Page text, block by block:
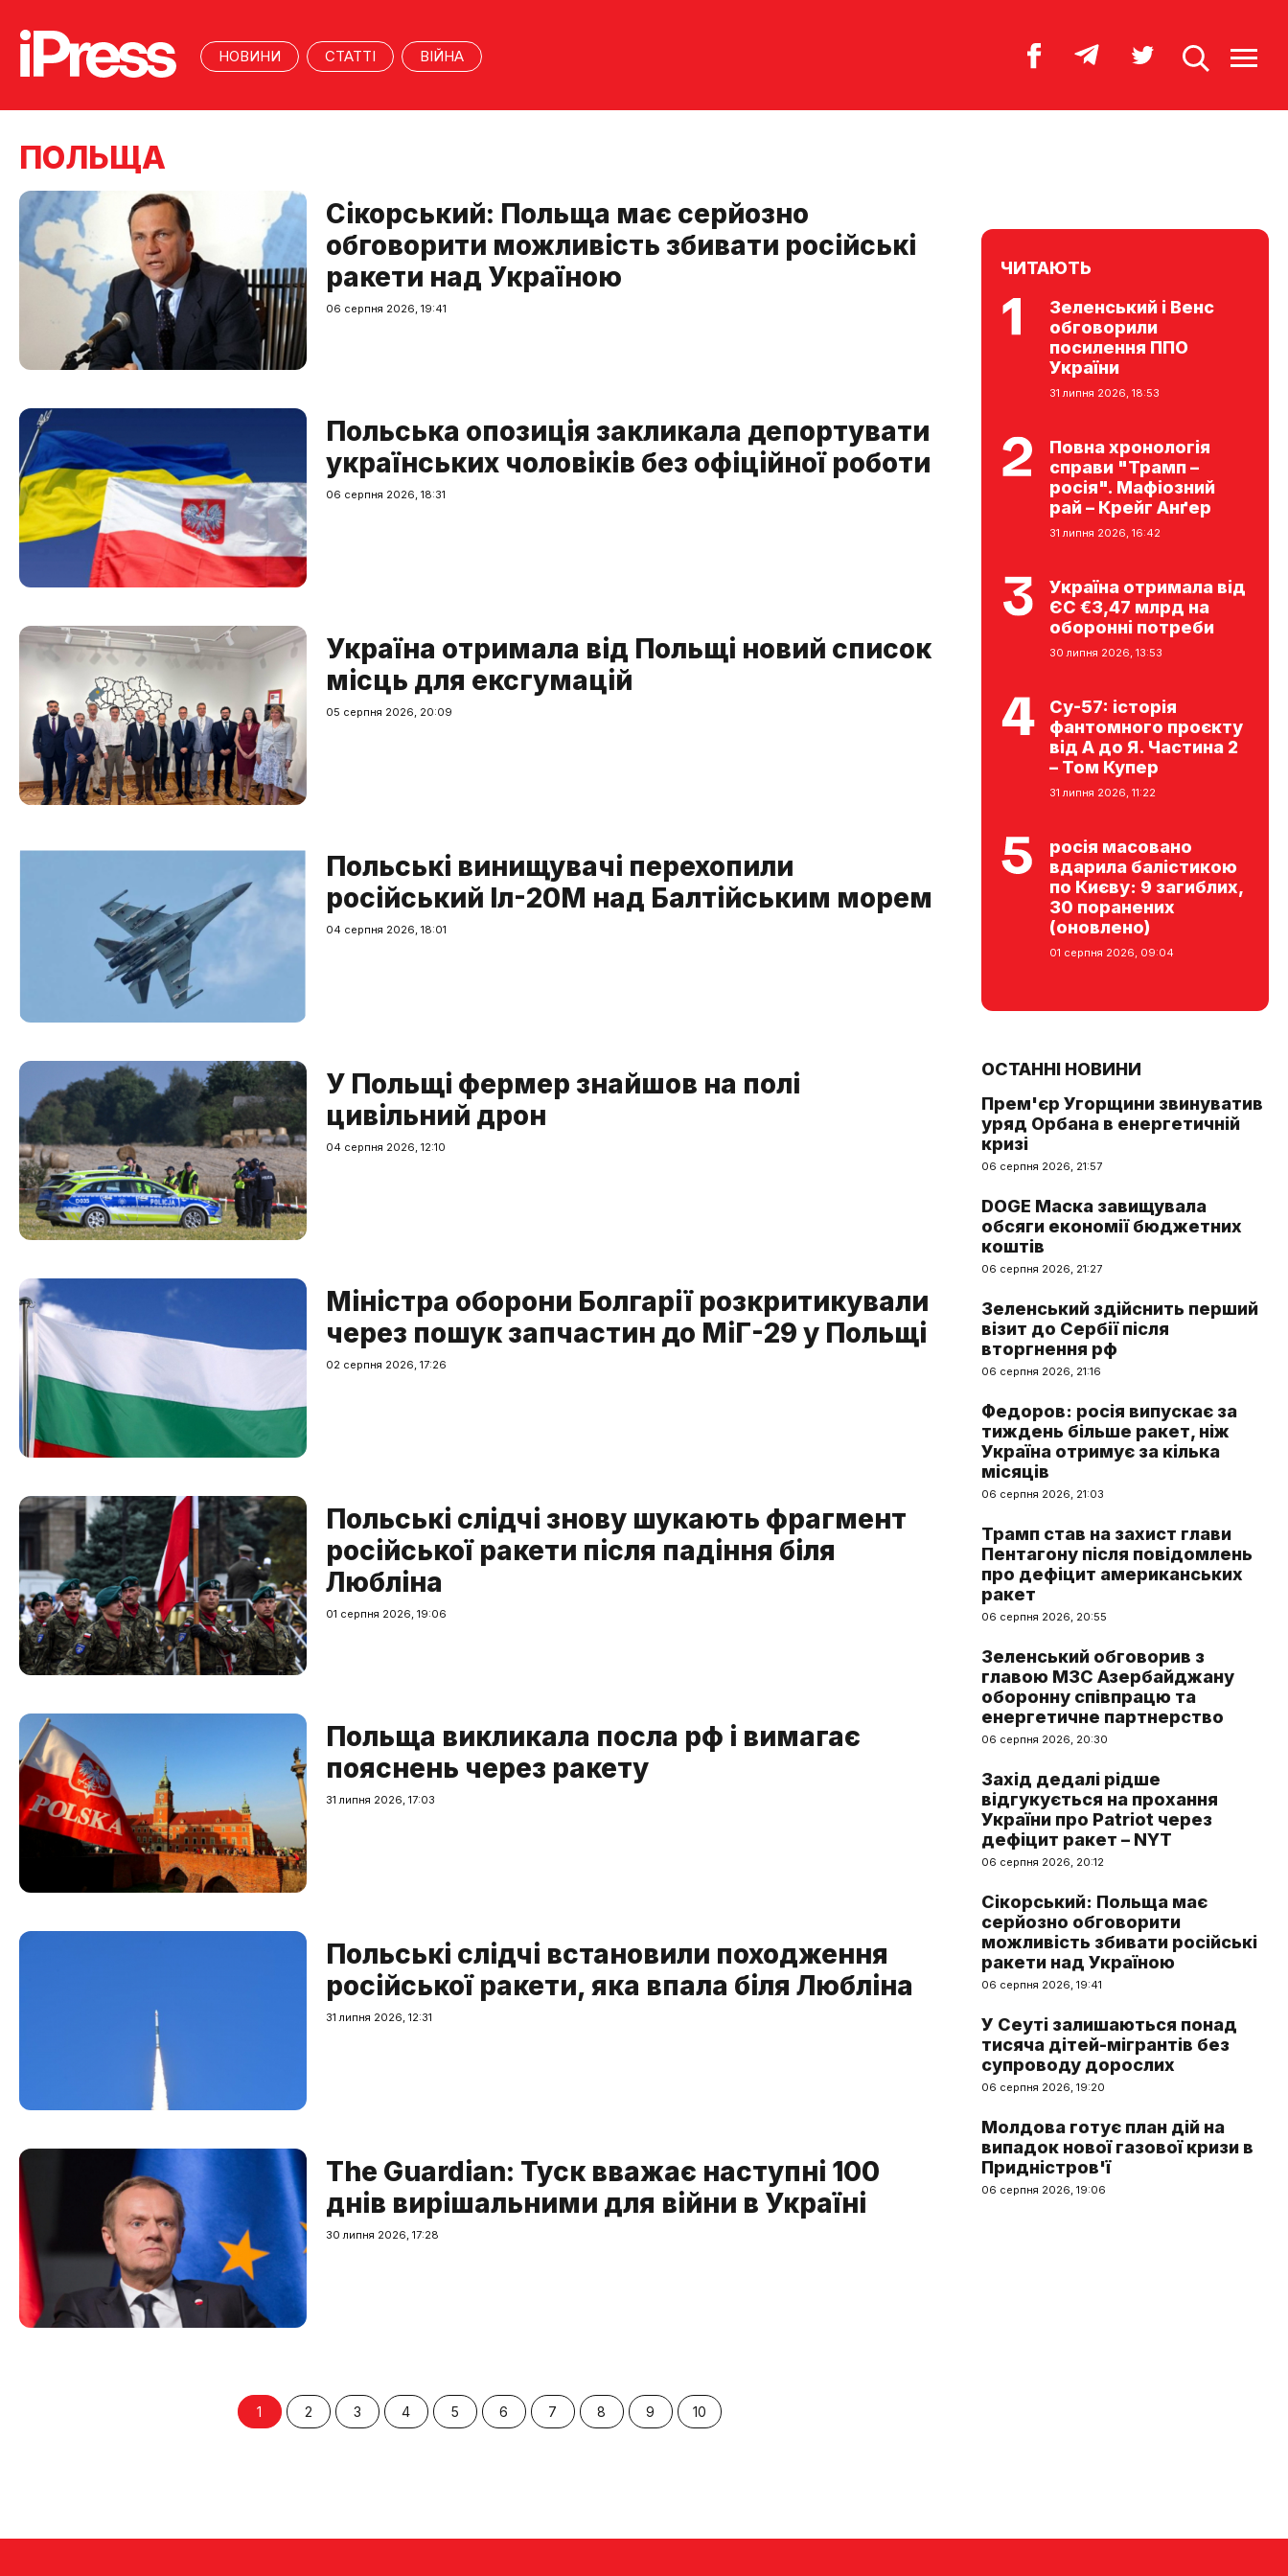
НОВИНИ СТАТТІ ВІЙНА
ПОЛЬЩА
Сікорський: Польща має серйозно
обговорити можливість збивати російські
ракети над Україною
06 серпня 2026, 19:41
Польська опозиція закликала депортувати
українських чоловіків без офіційної роботи
06 серпня 2026, 18:31
Україна отримала від Польщі новий список
місць для ексгумацій
05 серпня 2026, 20:09
Польські винищувачі перехопили
російський Іл-20М над Балтійським морем
04 серпня 2026, 18:01
У Польщі фермер знайшов на полі
цивільний дрон
04 серпня 2026, 12:10
Міністра оборони Болгарії розкритикували
через пошук запчастин до МіГ-29 у Польщі
02 серпня 2026, 17:26
Польські слідчі знову шукають фрагмент
російської ракети після падіння біля
Любліна
01 серпня 2026, 19:06
Польща викликала посла рф і вимагає
пояснень через ракету
31 липня 2026, 17:03
Польські слідчі встановили походження
російської ракети, яка впала біля Любліна
31 липня 2026, 12:31
The Guardian: Туск вважає наступні 100
днів вирішальними для війни в Україні
30 липня 2026, 17:28
1 2 3 4 5 6 7 8 9 10
ЧИТАЮТЬ
Зеленський і Венс
обговорили
посилення ППО
України
31 липня 2026, 18:53
Повна хронологія
справи "Трамп –
росія". Мафіозний
рай – Крейг Анґер
31 липня 2026, 16:42
Україна отримала від
ЄС €3,47 млрд на
оборонні потреби
30 липня 2026, 13:53
Су-57: історія
фантомного проєкту
від А до Я. Частина 2
– Том Купер
31 липня 2026, 11:22
росія масовано
вдарила балістикою
по Києву: 9 загиблих,
30 поранених
(оновлено)
01 серпня 2026, 09:04
ОСТАННІ НОВИНИ
Прем'єр Угорщини звинуватив
уряд Орбана в енергетичній
кризі
06 серпня 2026, 21:57
DOGE Маска завищувала
обсяги економії бюджетних
коштів
06 серпня 2026, 21:27
Зеленський здійснить перший
візит до Сербії після
вторгнення рф
06 серпня 2026, 21:16
Федоров: росія випускає за
тиждень більше ракет, ніж
Україна отримує за кілька
місяців
06 серпня 2026, 21:03
Трамп став на захист глави
Пентагону після повідомлень
про дефіцит американських
ракет
06 серпня 2026, 20:55
Зеленський обговорив з
главою МЗС Азербайджану
оборонну співпрацю та
енергетичне партнерство
06 серпня 2026, 20:30
Захід дедалі рідше
відгукується на прохання
України про Patriot через
дефіцит ракет – NYT
06 серпня 2026, 20:12
Сікорський: Польща має
серйозно обговорити
можливість збивати російські
ракети над Україною
06 серпня 2026, 19:41
У Сеуті залишаються понад
тисяча дітей-мігрантів без
супроводу дорослих
06 серпня 2026, 19:20
Молдова готує план дій на
випадок нової газової кризи в
Придністров'ї
06 серпня 2026, 19:06